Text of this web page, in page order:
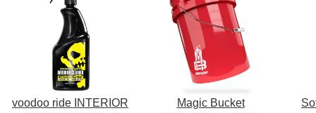
voodoo ride INTERIOR
Magic Bucket